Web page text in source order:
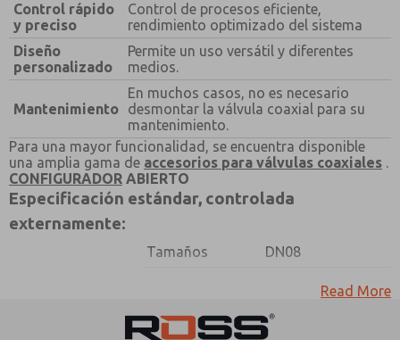
Control rápido
y preciso
Control de procesos eficiente,
rendimiento optimizado del sistema
Diseño
personalizado
Permite un uso versátil y diferentes
medios.
Mantenimiento
En muchos casos, no es necesario
desmontar la válvula coaxial para su
mantenimiento.
Para una mayor funcionalidad, se encuentra disponible
una amplia gama de accesorios para válvulas coaxiales .
CONFIGURADOR ABIERTO
Especificación estándar, controlada
externamente:
Tamaños DN08
construcción
tubo de control
de válvula
Read More
Envíenme actualizaciones periódicas sobre
características, capacidades del producto y más.
*Sí, he leído la política de privacidad y acepto que los
datos que proporcione se recopilarán y almacenarán
electrónicamente. Mis datos se utilizan únicamente
con fines estrictamente destinados a procesar y
responder a mi solicitud. Al enviar el formulario de
contacto, acepto el procesamiento.